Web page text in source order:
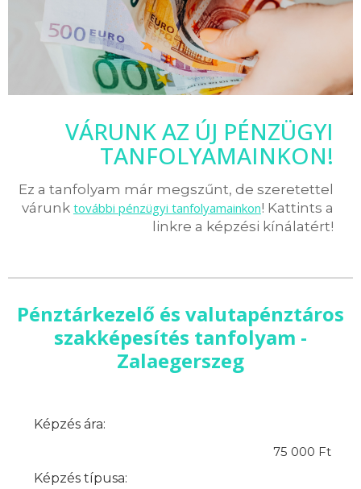
VÁRUNK AZ ÚJ PÉNZÜGYI
TANFOLYAMAINKON!
Ez a tanfolyam már megszűnt, de szeretettel
várunk további pénzügyi tanfolyamainkon! Kattints a
linkre a képzési kínálatért!
Pénztárkezelő és valutapénztáros
szakképesítés tanfolyam -
Zalaegerszeg
Képzés ára:
75 000 Ft
Képzés típusa: